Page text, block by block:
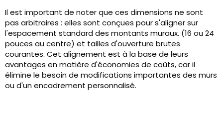
Il est important de noter que ces dimensions ne sont
pas arbitraires : elles sont conçues pour s'aligner sur
l'espacement standard des montants muraux. (16 ou 24
pouces au centre) et tailles d'ouverture brutes
courantes. Cet alignement est à la base de leurs
avantages en matière d'économies de coûts, car il
élimine le besoin de modifications importantes des murs
ou d'un encadrement personnalisé.